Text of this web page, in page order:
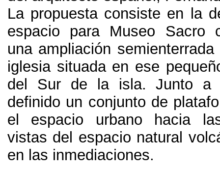
La propuesta consiste en la
espacio para Museo Sacro
una ampliación
iglesia situada en ese
del Sur de la isla.Junto a
definido un conjunto de
el espacio urbano hacia
vistas del espacio natural
en las inmediaciones.